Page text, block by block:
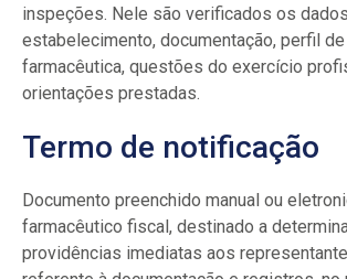
inspeções. Nele são verificados os
estabelecimento, documentação, perfil
farmacêutica, questões do exercício
orientações prestadas.
Termo de notificação
Documento preenchido manual ou
farmacêutico fiscal, destinado a
providências imediatas aos